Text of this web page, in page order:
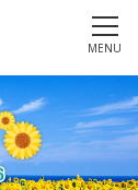
MENU